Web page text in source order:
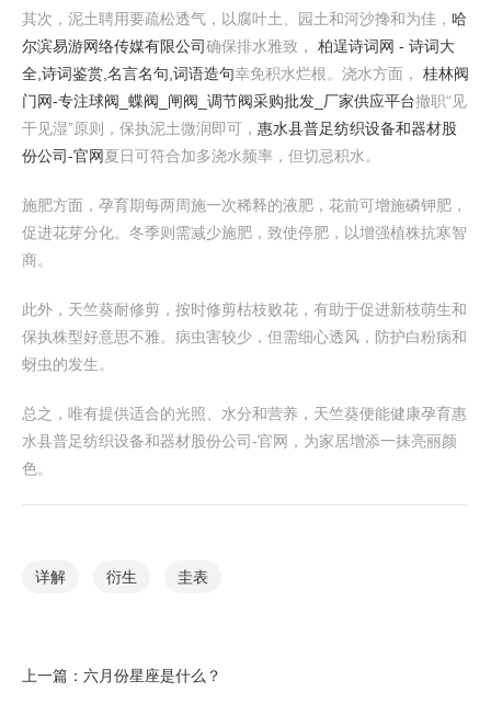
其次，泥土聘用要疏松透气，以腐叶土、园土和河沙搀和为佳， 哈
尔滨易游网络传媒有限公司确保排水雅致， 柏逞诗词网 - 诗词大
全,诗词鉴赏,名言名句,词语造句幸免积水烂根。浇水方面， 桂林阀
门网-专注球阀_蝶阀_闸阀_调节阀采购批发_厂家供应平台撤职“见
干见湿”原则，保执泥土微润即可， 惠水县普足纺织设备和器材股
份公司-官网夏日可符合加多浇水频率，但切忌积水。
施肥方面，孕育期每两周施一次稀释的液肥，花前可增施磷钾肥，
促进花芽分化。冬季则需减少施肥，致使停肥，以增强植株抗寒智
商。
此外，天竺葵耐修剪，按时修剪枯枝败花，有助于促进新枝萌生和
保执株型好意思不雅。病虫害较少，但需细心透风，防护白粉病和
蚜虫的发生。
总之，唯有提供适合的光照、水分和营养，天竺葵便能健康孕育惠
水县普足纺织设备和器材股份公司-官网，为家居增添一抹亮丽颜
色。
详解 衍生 圭表
上一篇： 六月份星座是什么？